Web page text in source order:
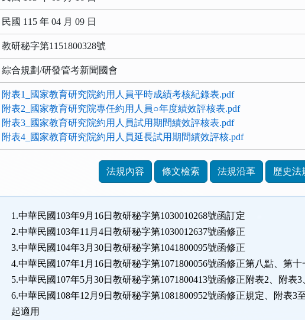
民國 115 年 04 月 09 日
教研秘字第1151800328號
綜合規劃/研發管考新聞國會
附表1_國家教育研究院約用人員平時成績考核紀錄表.pdf
附表2_國家教育研究院專任約用人員○年度績效評核表.pdf
附表3_國家教育研究院約用人員試用期間績效評核表.pdf
附表4_國家教育研究院約用人員延長試用期間績效評核.pdf
法規內容 條文檢索 法規沿革 歷史法
1.中華民國103年9月16日教研秘字第1030010268號函訂定
2.中華民國103年11月4日教研秘字第1030012637號函修正
3.中華民國104年3月30日教研秘字第1041800095號函修正
4.中華民國107年1月16日教研秘字第1071800056號函修正第八點、第
5.中華民國107年5月30日教研秘字第1071800413號函修正附表2、附表3
6.中華民國108年12月9日教研秘字第1081800952號函修正規定、附表3
起適用